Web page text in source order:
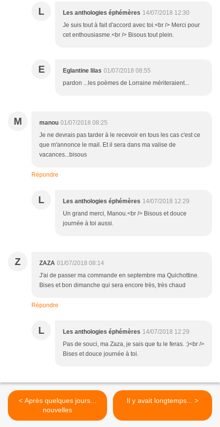
L Les anthologies éphémères 14/07/2018 12:30
Je suis tout à fait d'accord avec toi.<br /> Merci pour
cet enthousiasme.<br /> Bisous tout plein.
E Eglantine lilas 01/07/2018 08:55
pardon ...les poèmes de Lorraine mériteraient...
M manou 01/07/2018 08:25
Je ne devrais pas tarder à le recevoir en tous les cas c'est ce
que m'annonce le mail. Et il sera dans ma valise de
vacances...bisous
Répondre
L Les anthologies éphémères 14/07/2018 12:29
Un grand merci, Manou.<br /> Bisous et douce
journée à toi aussi.
Z ZAZA 01/07/2018 08:14
J'ai de passer ma commande en septembre ma Quichottine.
Bises et bon dimanche qui sera encore très, très chaud
Répondre
L Les anthologies éphémères 14/07/2018 12:29
Pas de souci, ma Zaza, je sais que tu le feras. :)<br />
Bises et douce journée à toi.
< Après quelques jours...
nouvelles
Il y avait longtemps... >